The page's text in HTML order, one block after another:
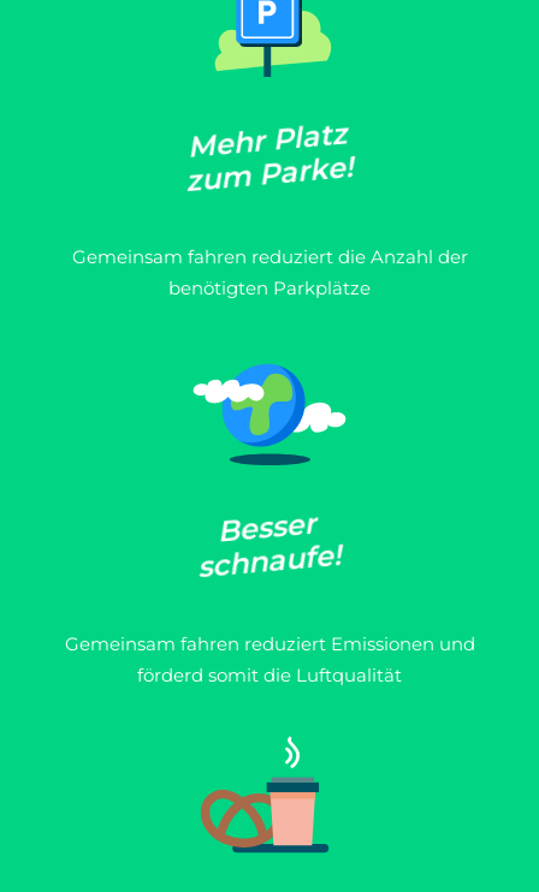
Mehr Platz
zum Parke!
Gemeinsam fahren reduziert die Anzahl der
benötigten Parkplätze
Besser
schnaufe!
Gemeinsam fahren reduziert Emissionen und
förderd somit die Luftqualität